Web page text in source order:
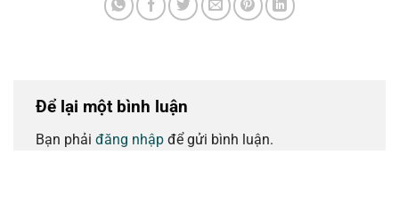
Để lại một bình luận
Bạn phải đăng nhập để gửi bình luận.